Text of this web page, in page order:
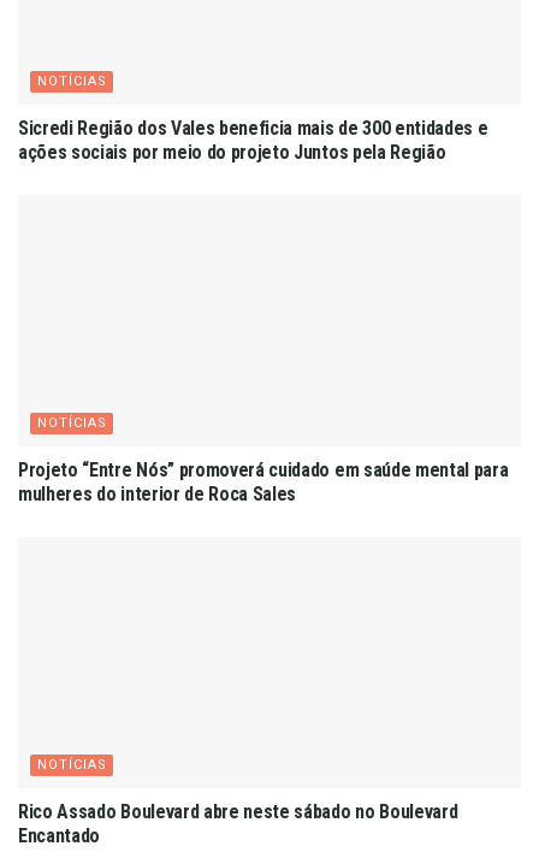
NOTÍCIAS
Sicredi Região dos Vales beneficia mais de 300 entidades e
ações sociais por meio do projeto Juntos pela Região
NOTÍCIAS
Projeto “Entre Nós” promoverá cuidado em saúde mental para
mulheres do interior de Roca Sales
NOTÍCIAS
Rico Assado Boulevard abre neste sábado no Boulevard
Encantado